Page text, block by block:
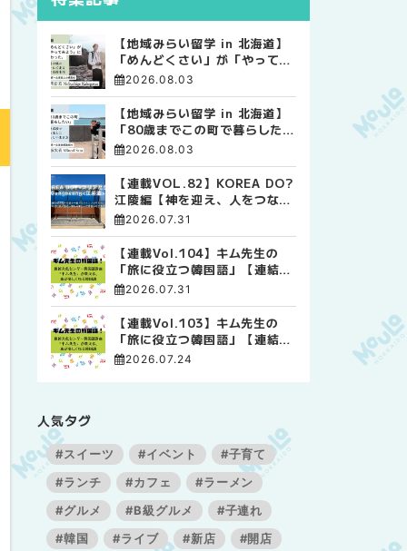
【地域みらい留学 in 北海道】
「めんどくさい」が「やってみ
よう」に変わった。 十勝の風
自由な高校生活
2026.08.03
【地域みらい留学 in 北海道】
「80歳までこの町で暮らした
い」 標津高校で踏み出した、
2026.08.03
【連載VOL.82】KOREA DO?
江陵編【神を迎え、人をつなぐ
時間 ― 江陵端午祭 】
2026.07.31
【連載Vol.104】キム先生の
「旅に役立つ韓国語」【連結語
尾について その4】
2026.07.31
【連載Vol.103】キム先生の
「旅に役立つ韓国語」【連結語
尾について その3】
2026.07.24
人気タグ
#スイーツ #イベント
#子育て
#ランチ
#カフェ
#ラーメン
#グルメ
#B級グルメ
#子連れ
#韓国
#ライブ #新店
#開店